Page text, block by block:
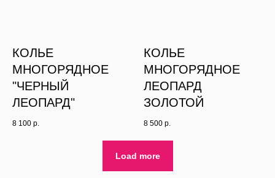
КОЛЬЕ
МНОГОРЯДНОЕ
"ЧЕРНЫЙ
ЛЕОПАРД"
8 100 р.
КОЛЬЕ
МНОГОРЯДНОЕ
ЛЕОПАРД
ЗОЛОТОЙ
8 500 р.
Load more